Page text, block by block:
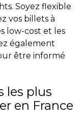
Soyez flexible
vos billets à
low-cost et les
également
être informé
les plus
en France